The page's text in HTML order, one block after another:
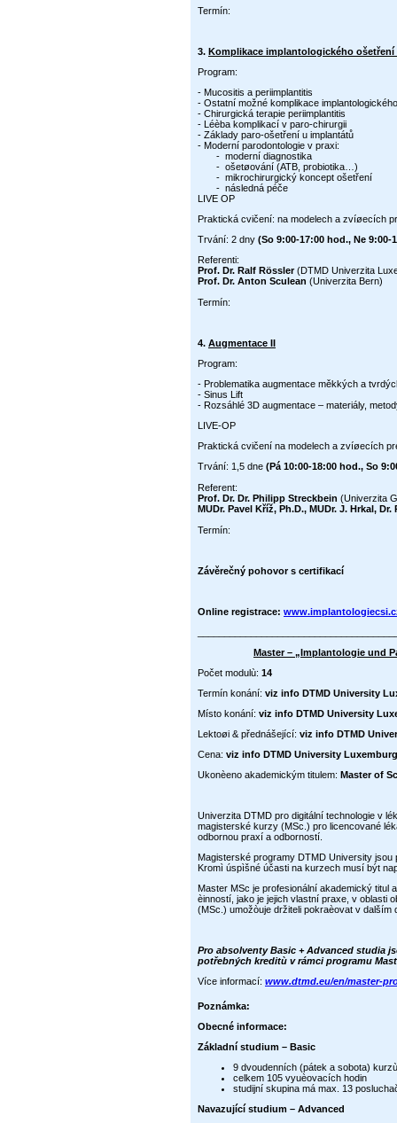
Termín:
3. Komplikace implantologického
Program:
- Mucositis a periimplantitis
- Ostatní možné komplikace
- Chirurgická terapie periimplantitis
- Léèba komplikací v paro-chirurgii
- Základy paro-ošetření u implantátů
- Moderní parodontologie v praxi:
- moderní diagnostika
- ošetøování (ATB, probiotika…)
- mikrochirurgický koncept ošetření
- následná péče
LIVE OP
Praktická cvičení: na modelech a zvíøecích
Trvání: 2 dny (So 9:00-17:00 hod., Ne 9:00-
Referenti:
Prof. Dr. Ralf Rössler(DTMD Univerzita
Prof. Dr. Anton Sculean (Univerzita Bern)
Termín:
4. Augmentace II
Program:
- Problematika augmentace měkkých a
- Sinus Lift
- Rozsáhlé 3D augmentace – materiály,
LIVE-OP
Praktická cvičení na modelech a zvíøecích
Trvání: 1,5 dne (Pá 10:00-18:00 hod., So
Referent:
Prof. Dr. Dr. Philipp Streckbein (Univerzita
MUDr. Pavel Kříž, Ph.D., MUDr. J. Hrkal,
Termín:
Závěrečný pohovor s certifikací
Online registrace:
Master – „Implantologie und
Počet modulù: 14
Termín konání: viz info DTMD University
Místo konání: viz info DTMD University
Lektoøi & přednášející: viz info DTMD
Cena: viz info DTMD University Luxemburg
Ukonèeno akademickým titulem: Master of
Univerzita DTMD pro digitální technologie v
magisterské kurzy (MSc.) pro licencované
odbornou praxí a odborností.
Magisterské programy DTMD University
Kromì úspìšné účasti na kurzech musí být
Master MSc je profesionální akademický
èinností, jako je jejich vlastní praxe, v oblasti
(MSc.) umožòuje držiteli pokraèovat v
Pro absolventy Basic + Advanced studia
potřebných kreditù v rámci programu
Více informací: www.dtmd.eu/en/master-
Poznámka:
Obecné informace:
Základní studium – Basic
9 dvoudenních (pátek a sobota) kurzù
celkem 105 vyuèovacích hodin
studijní skupina má max. 13
Navazující studium – Advanced